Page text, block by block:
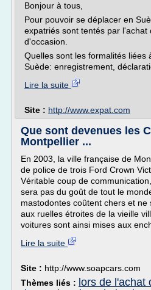
Bonjour à tous,
Pour pouvoir se déplacer en
expatriés sont tentés par l'achat
d'occasion.
Quelles sont les formalités liées
Suède: enregistrement,
Lire la suite
Site : http://www.expat.com
Que sont devenues les
Montpellier ...
En 2003, la ville française de
de police de trois Ford Crown
Véritable coup de
sera pas du goût de tout le
mastodontes coûtent chers et
aux ruelles étroites de la vieille
voitures sont ainsi mises aux
Lire la suite
Site : http://www.soapcars.com
Thèmes liés : lors de l'achat